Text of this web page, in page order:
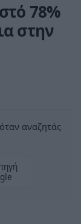
78%
στην
αναζητάς